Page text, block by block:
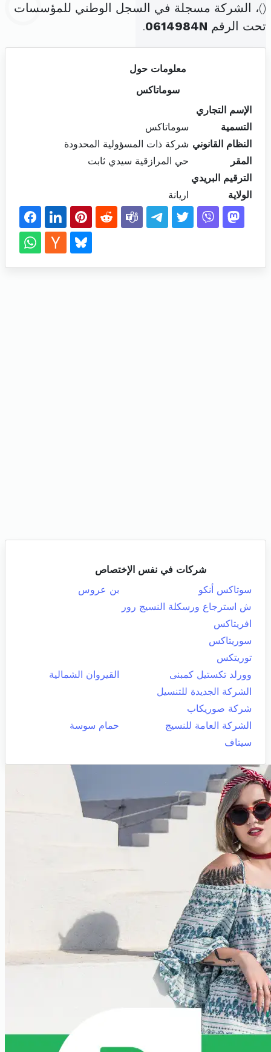
()، الشركة مسجلة في السجل الوطني للمؤسسات
تحت الرقم 0614984N
.
معلومات حول
سوماتاكس
الإسم التجاري
التسمية
سوماتاكس
النظام القانوني شركة ذات المسؤولية المحدودة
المقر
حي المرازقية سيدي ثابت
الترقيم البريدي
الولاية
اريانة
شركات في نفس الإختصاص
سوتاكس أنكو
بن عروس
ش استرجاع ورسكلة النسيج رور
افريتاكس
سوريتاكس
توريتكس
وورلد تكستيل كمبنى
القيروان الشمالية
الشركة الجديدة للتنسيل
شركة صوريكاب
الشركة العامة للنسيج
حمام سوسة
سيتاف